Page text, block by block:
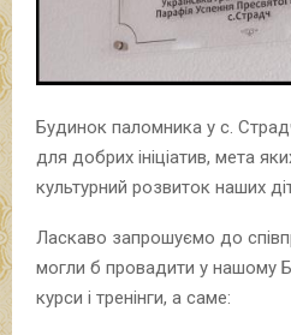
Будинок паломника у с.
для добрих ініціатив, мета
культурний розвиток наших
Ласкаво запрошуємо до
могли б провадити у нашому
курси і тренінги, а саме: